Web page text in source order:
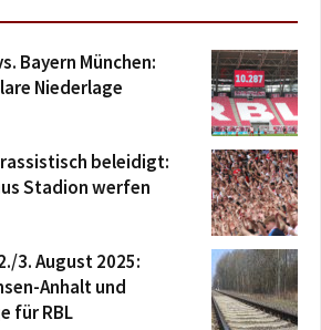
Bayern München:
Niederlage
beleidigt:
Stadion werfen
3. August 2025:
Anhalt und
für RBL